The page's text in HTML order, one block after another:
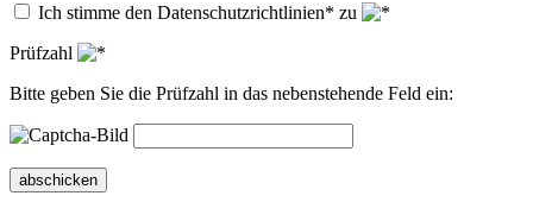
Ich stimme den Datenschutzrichtlinien* zu
Prüfzahl
Bitte geben Sie die Prüfzahl in das nebenstehende Feld ein:
abschicken